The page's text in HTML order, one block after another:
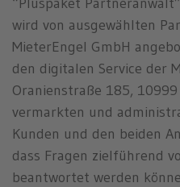
wird von ausgewählten
MieterEngel GmbH
den digitalen Service der
Oranienstraße 185,
vermarkten und
Kunden und den beiden
dass Fragen zielführend
beantwortet werden